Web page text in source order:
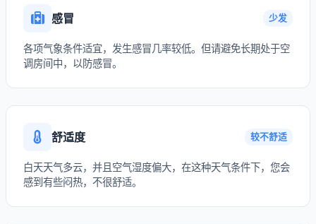
感冒 少发
各项气象条件适宜，发生感冒几率较低。但请避免长期处于空
调房间中，以防感冒。
舒适度 较不舒适
白天天气多云，并且空气湿度偏大，在这种天气条件下，您会
感到有些闷热，不很舒适。